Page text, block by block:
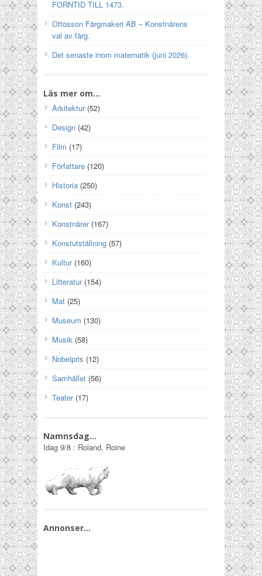
FORNTID TILL 1473.
Ottosson Färgmakeri AB – Konstnärens
val av färg.
Det senaste inom matematik (juni 2026).
Läs mer om…
Arkitektur(52)
Design (42)
Film (17)
Författare (120)
Historia (250)
Konst (243)
Konstnärer(167)
Konstutställning (57)
Kultur(160)
Litteratur(154)
Mat (25)
Museum (130)
Musik (58)
Nobelpris (12)
Samhället (56)
Teater(17)
Namnsdag…
Idag 9/8 : Roland, Roine
Annonser…